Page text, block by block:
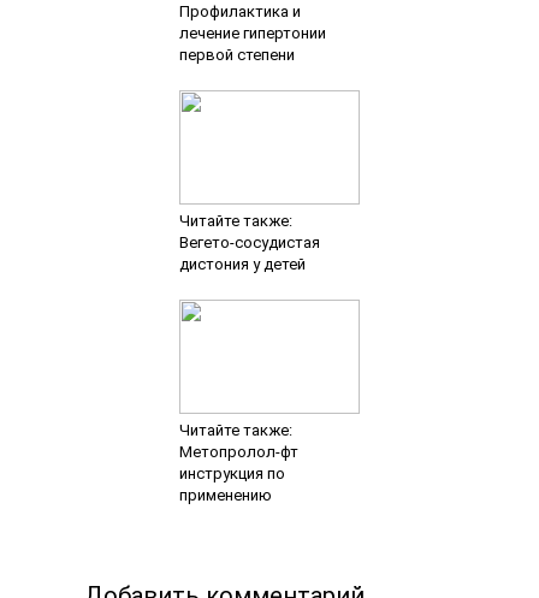
Профилактика и
лечение гипертонии
первой степени
Читайте также:
Вегето-сосудистая
дистония у детей
Читайте также:
Метопролол-фт
инструкция по
применению